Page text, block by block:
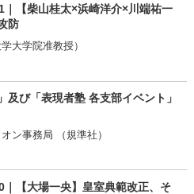
｜【柴山桂太×浜崎洋介×川端祐一
防
大学院准教授）
及び「表現者塾 各支部イベント」
ン事務局 （規準社）
｜【大場一央】皇室典範改正、そ